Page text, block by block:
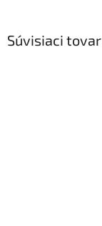
Súvisiaci tovar